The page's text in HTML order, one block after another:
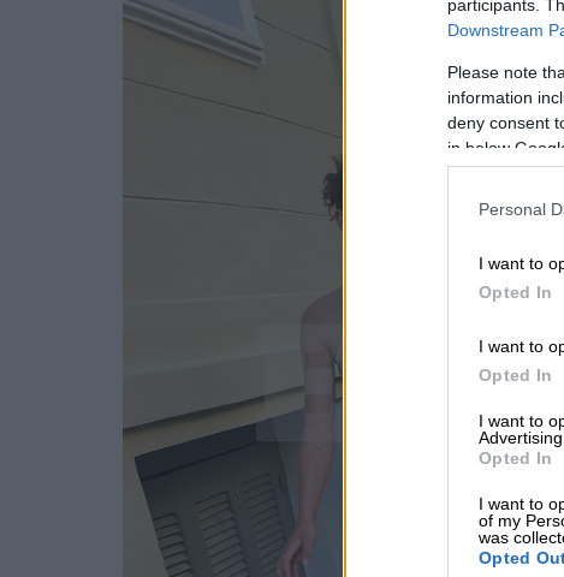
participants.
Downstream
Please note
information
deny consent
in below
Personal
I want to
Opted In
I want to
Opted In
I want to
Advertising.
Opted In
I want to
of my
was
Opted